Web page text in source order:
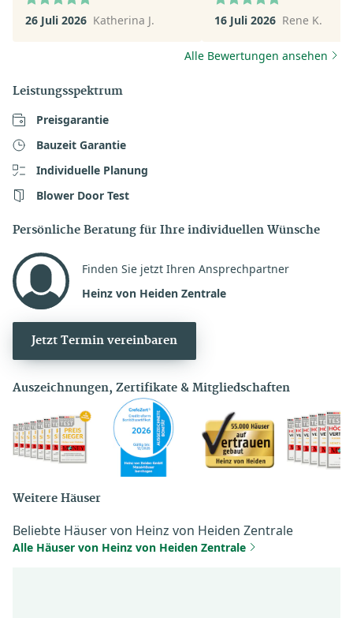
26 Juli 2026 Katherina J. 16 Juli 2026 Rene K.
Alle Bewertungen ansehen
Leistungsspektrum
Preisgarantie
Bauzeit Garantie
Individuelle Planung
Blower Door Test
Persönliche Beratung für Ihre individuellen Wünsche
Finden Sie jetzt Ihren Ansprechpartner
Heinz von Heiden Zentrale
Jetzt Termin vereinbaren
Auszeichnungen, Zertifikate & Mitgliedschaften
Weitere Häuser
Beliebte Häuser von Heinz von Heiden Zentrale
Alle Häuser von Heinz von Heiden Zentrale